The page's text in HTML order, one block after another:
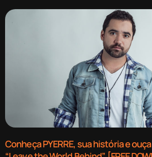
Conheça PYERRE, sua história e